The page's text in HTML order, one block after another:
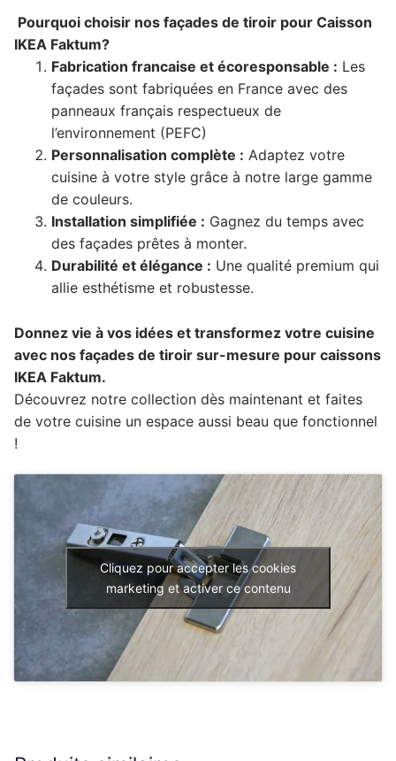
Pourquoi choisir nos façades de tiroir pour Caisson
IKEA Faktum?
Fabrication francaise et écoresponsable : Les
façades sont fabriquées en France avec des
panneaux français respectueux de
l’environnement (PEFC)
Personnalisation complète : Adaptez votre
cuisine à votre style grâce à notre large gamme
de couleurs.
Installation simplifiée : Gagnez du temps avec
des façades prêtes à monter.
Durabilité et élégance : Une qualité premium qui
allie esthétisme et robustesse.
Donnez vie à vos idées et transformez votre cuisine
avec nos façades de tiroir sur-mesure pour caissons
IKEA Faktum.
Découvrez notre collection dès maintenant et faites
de votre cuisine un espace aussi beau que fonctionnel
!
Cliquez pour accepter les cookies
marketing et activer ce contenu